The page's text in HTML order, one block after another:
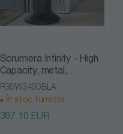
Scrumiera Infinity - High
Capacity, metal,
Rubbermaid
FG9W3400BLA
În stoc furnizor
397.10 EUR